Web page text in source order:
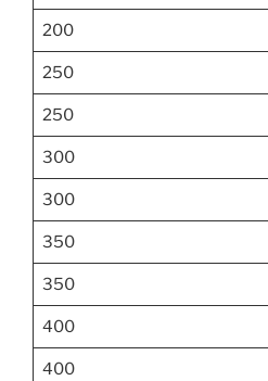
200
250
250
300
300
350
350
400
400